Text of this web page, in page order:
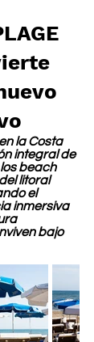
la Costa
integral de
beach
litoral
el
inmersiva
bajo